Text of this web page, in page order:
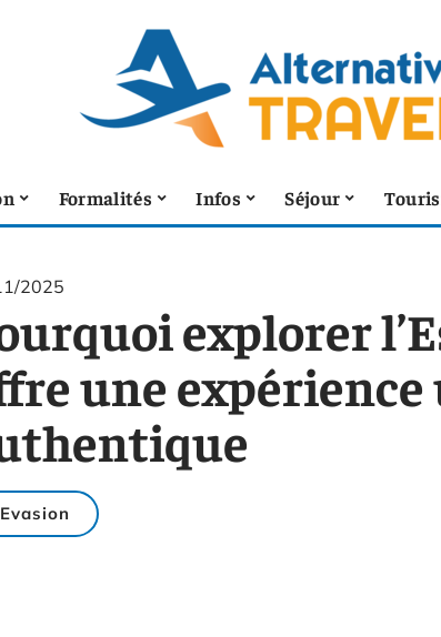
Formalités Infos Séjour
2025
explorer
une
Evasion